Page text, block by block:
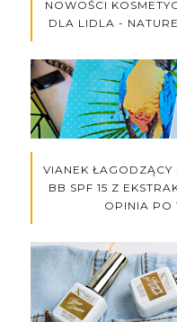
NOWOŚCI
DLA LIDLA -
VIANEK ŁAGODZĄCY
BB SPF 15 Z
OPINIA PO